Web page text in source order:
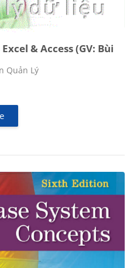
& Access (GV: Bùi
Quản Lý